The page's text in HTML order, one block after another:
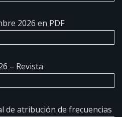
2026 en PDF
– Revista
de atribución de frecuencias